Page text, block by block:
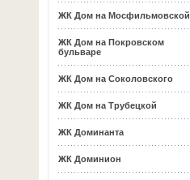
ЖК Дом на Мосфильмовской
ЖК Дом на Покровском
бульваре
ЖК Дом на Соколовского
ЖК Дом на Трубецкой
ЖК Доминанта
ЖК Доминион